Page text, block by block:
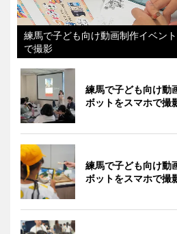
練馬で子ども向け動画制作イベン
で撮影
練馬で子ども向け
ボットをスマホで撮
練馬で子ども向け
ボットをスマホで撮